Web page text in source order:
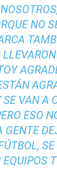
NO
SE VAN A
ESO
GENTE